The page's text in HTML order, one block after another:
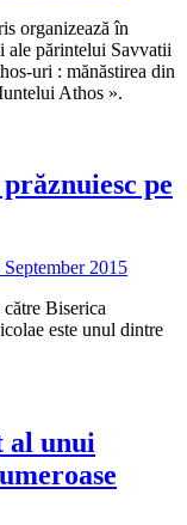
organizează în
ale părintelui Savvatii
uri : mănăstirea din
Athos ».
pe
2015
Biserica
este unul dintre
al unui